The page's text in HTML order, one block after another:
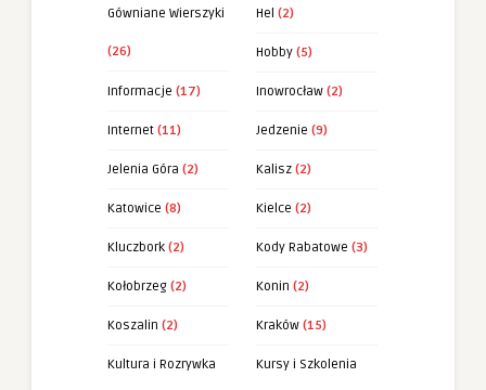
Gówniane Wierszyki
(26)
Hel (2)
Hobby (5)
Informacje (17) Inowrocław (2)
Internet (11) Jedzenie (9)
Jelenia Góra (2) Kalisz (2)
Katowice (8) Kielce (2)
Kluczbork (2) Kody Rabatowe (3)
Kołobrzeg (2) Konin (2)
Koszalin (2) Kraków (15)
Kultura i Rozrywka Kursy i Szkolenia